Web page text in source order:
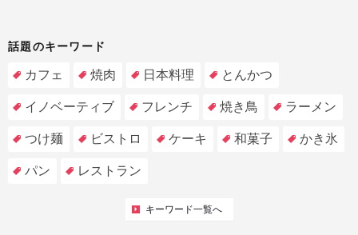
話題のキーワード
カフェ 焼肉 日本料理 とんかつ
イノベーティブ フレンチ 焼き鳥 ラーメン
つけ麺 ビストロ ケーキ 和菓子 かき氷
パン レストラン
キーワード一覧へ